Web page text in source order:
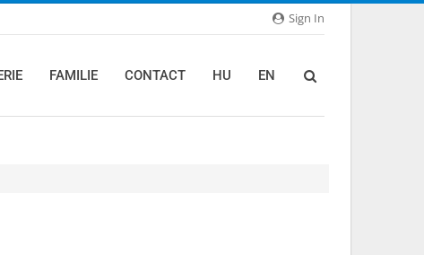
Sign In
FAMILIE CONTACT HU EN